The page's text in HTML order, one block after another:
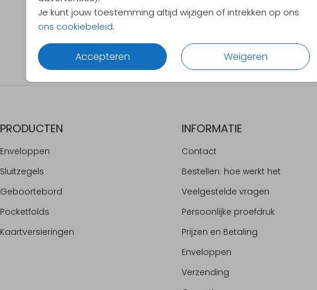
Je kunt jouw toestemming altijd wijzigen of intrekken op ons
ons cookiebeleid.
Accepteren Weigeren
Alles
PRODUCTEN
Enveloppen
Sluitzegels
Geboortebord
Pocketfolds
Kaartversieringen
INFORMATIE
Contact
Bestellen: hoe werkt het
Veelgestelde vragen
Persoonlijke proefdruk
Prijzen en Betaling
Enveloppen
Verzending